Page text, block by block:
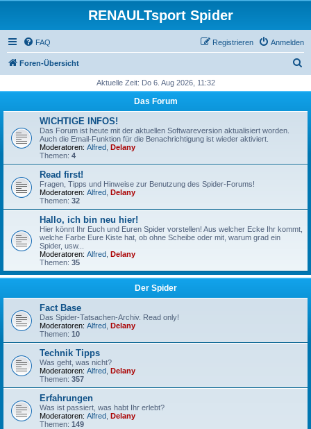
RENAULTsport Spider
FAQ Anmelden
Registrieren
Foren-Übersicht
h
Aktuelle Zeit: Do 6. Aug 2026, 11:32
Das Forum
WICHTIGE INFOS!
Das Forum ist heute mit der aktuellen Softwareversion aktualisiert worden.
Auch die Email-Funktion für die Benachrichtigung ist wieder aktiviert.
Moderatoren: Alfred Delany
Themen: 4
Read first!
Fragen, Tipps und Hinweise zur Benutzung des Spider-Forums!
Moderatoren: Alfred Delany
Themen: 32
Hallo, ich bin neu hier!
Hier könnt Ihr Euch und Euren Spider vorstellen! Aus welcher Ecke Ihr kommt,
welche Farbe Eure Kiste hat, ob ohne Scheibe oder mit, warum grad ein
Spider, usw...
Moderatoren: Alfred Delany
Themen: 35
Der Spider
Fact Base
Das Spider-Tatsachen-Archiv. Read only!
Moderatoren: Alfred Delany
Themen: 10
Technik Tipps
Was geht, was nicht?
Moderatoren: Alfred Delany
Themen: 357
Erfahrungen
Was ist passiert, was habt Ihr erlebt?
Moderatoren: Alfred Delany
Themen: 149